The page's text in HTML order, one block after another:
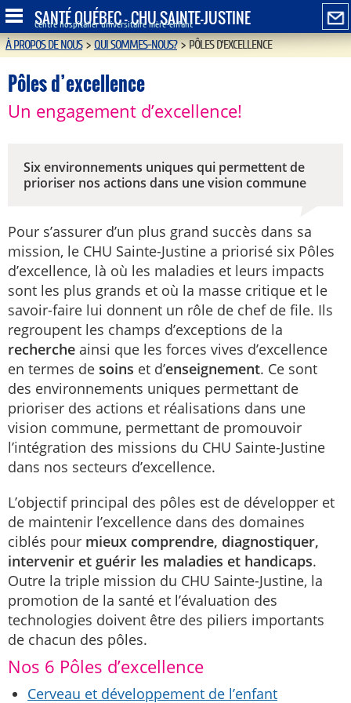
SANTÉ QUÉBEC - CHU SAINTE-JUSTINE
Centre hospitalier universitaire mère-enfant
À PROPOS DE NOUS>QUI SOMMES-NOUS?>PÔLES D’EXCELLENCE
Pôles d’excellence
Un engagement d’excellence!
Six environnements uniques qui permettent de
prioriser nos actions dans une vision commune
Pour s’assurer d’un plus grand succès dans sa
mission, le CHU Sainte-Justine a priorisé six Pôles
d’excellence, là où les maladies et leurs impacts
sont les plus grands et où la masse critique et le
savoir-faire lui donnent un rôle de chef de file. Ils
regroupent les champs d’exceptions de la
recherche ainsi que les forces vives d’excellence
en termes de soins et d’enseignement. Ce sont
des environnements uniques permettant de
prioriser des actions et réalisations dans une
vision commune, permettant de promouvoir
l’intégration des missions du CHU Sainte-Justine
dans nos secteurs d’excellence.
L’objectif principal des pôles est de développer et
de maintenir l’excellence dans des domaines
ciblés pour mieux comprendre, diagnostiquer,
intervenir et guérir les maladies et handicaps.
Outre la triple mission du CHU Sainte-Justine, la
promotion de la santé et l’évaluation des
technologies doivent être des piliers importants
de chacun des pôles.
Nos 6 Pôles d’excellence
Cerveau et développement de l’enfant